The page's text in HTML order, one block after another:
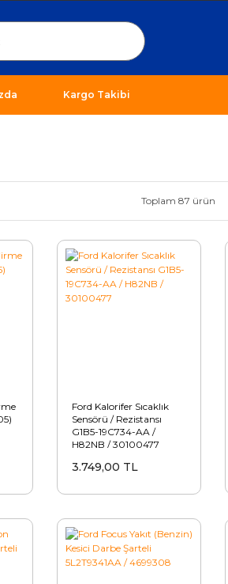
Kargo Takibi
Toplam 87 ürün
Ford Kalorifer Sıcaklık
Sensörü / Rezistansı
G1B5-19C734-AA /
H82NB / 30100477
3.749,00 TL